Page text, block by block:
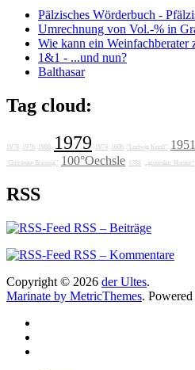
Pälzisches Wörderbuch -
Umrechnung von Vol.-% in
Wie kann ein Weinfachberater
1&1 - ...und nun?
Balthasar
Tag cloud:
1978 1976 1988 1979 1974 1606 "Ludwig Knoll" 1951
"Getränke Breunig" 100°Oechsle 1788 „grotesker Humor“
RSS
RSS – Beiträge
RSS – Kommentare
Copyright © 2026 der Ultes.
Marinate by MetricThemes.